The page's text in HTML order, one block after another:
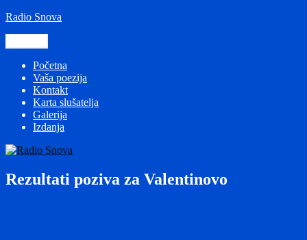
Preskoči
Radio Snova
Početna
Vaša poezija
Kontakt
Karta slušatelja
Galerija
Izdanja
Rezultati poziva za Valentinovo